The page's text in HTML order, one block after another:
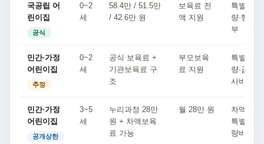
국공립 어
린이집
공식
0~2
세
58.4만 / 51.5만
/ 42.6만 원
보육료 전
액 지원
특별활동
량·행사
부
민간·가정
어린이집
추정
0~2
세
공식 보육료 +
기관보육료 구
조
부모보육
료 지원
특별활동
량·급간
사비
민간·가정
어린이집
공개상한
3~5
세
누리과정 28만
원 + 차액보육
료 가능
월 28만 원
차액보육
특별활동
량비